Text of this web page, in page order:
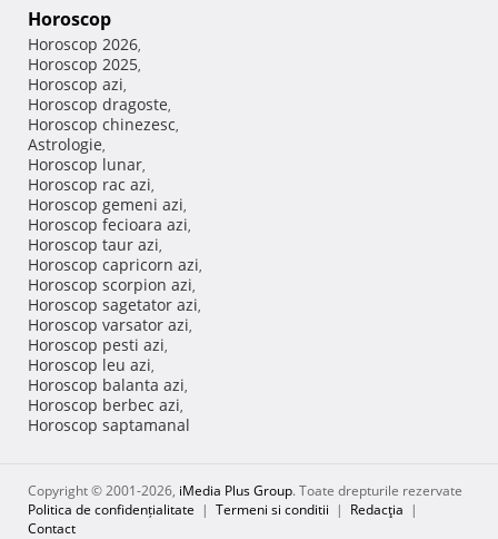
Horoscop
Horoscop 2026,
Horoscop 2025,
Horoscop azi,
Horoscop dragoste,
Horoscop chinezesc,
Astrologie,
Horoscop lunar,
Horoscop rac azi,
Horoscop gemeni azi,
Horoscop fecioara azi,
Horoscop taur azi,
Horoscop capricorn azi,
Horoscop scorpion azi,
Horoscop sagetator azi,
Horoscop varsator azi,
Horoscop pesti azi,
Horoscop leu azi,
Horoscop balanta azi,
Horoscop berbec azi,
Horoscop saptamanal
Copyright © 2001-2026, iMedia Plus Group. Toate drepturile rezervate
Politica de confidențialitate | Termeni si conditii | Redacţia |
Contact